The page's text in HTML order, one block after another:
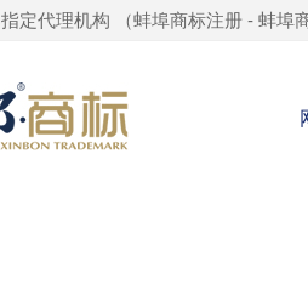
定代理机构 （蚌埠商标注册 - 蚌埠